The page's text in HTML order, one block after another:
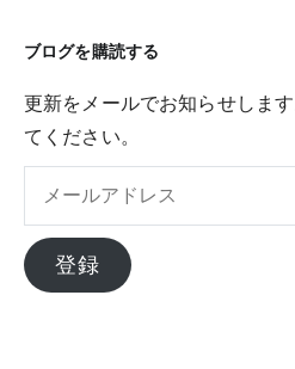
ブログを購読する
更新をメールでお知らせしま
てください。
ル
ア
登録